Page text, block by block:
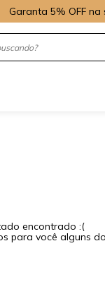
Garanta 5% OFF na
encontrado :(
para você alguns